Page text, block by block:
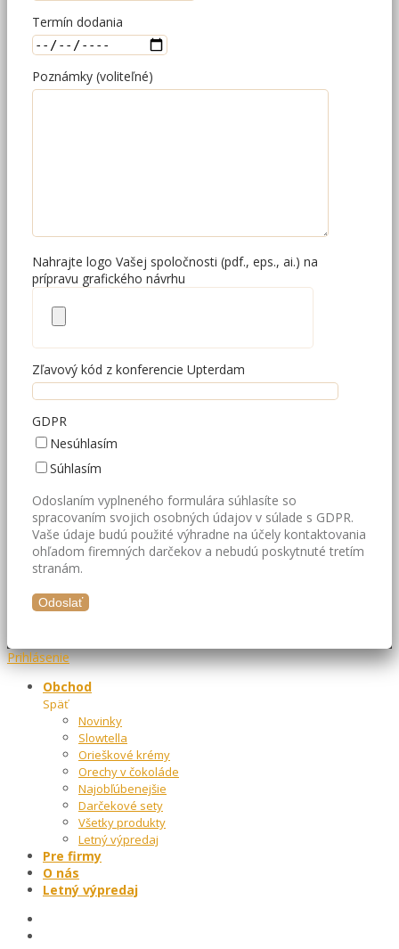
Termín dodania
Poznámky (voliteľné)
Nahrajte logo Vašej spoločnosti (pdf., eps., ai.) na
prípravu grafického návrhu
Zľavový kód z konferencie Upterdam
GDPR
Nesúhlasím
Súhlasím
Odoslaním vyplneného formulára súhlasíte so
spracovaním svojich osobných údajov v súlade s GDPR.
Vaše údaje budú použité výhradne na účely kontaktovania
ohľadom firemných darčekov a nebudú poskytnuté tretím
stranám.
Prihlásenie
Obchod
Späť
Novinky
Slowtella
Orieškové krémy
Orechy v čokoláde
Najobľúbenejšie
Darčekové sety
Všetky produkty
Letný výpredaj
Pre firmy
O nás
Letný výpredaj